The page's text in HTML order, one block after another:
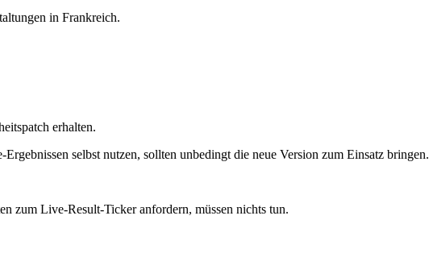
in Frankreich.
erhalten.
selbst nutzen, sollten unbedingt die neue Version zum Einsatz bringen.
zum Live-Result-Ticker anfordern, müssen nichts tun.